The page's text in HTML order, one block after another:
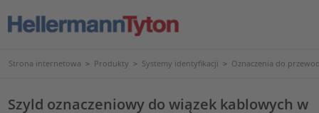
Strona internetowa > Produkty > Systemy identyfikacji > Oznaczenia do
Szyld oznaczeniowy do wiązek kablowych w